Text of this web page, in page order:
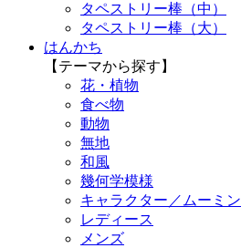
タペストリー棒（中）
タペストリー棒（大）
はんかち
【テーマから探す】
花・植物
食べ物
動物
無地
和風
幾何学模様
キャラクター／ムーミン
レディース
メンズ